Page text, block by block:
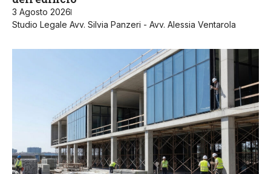
3 Agosto 2026
Studio Legale Avv. Silvia Panzeri - Avv. Alessia Ventarola